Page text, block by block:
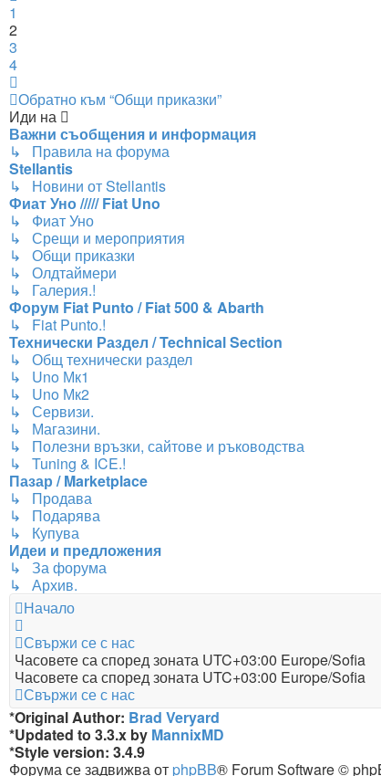
1
2
3
4
Обратно към “Общи приказки”
Иди на
Важни съобщения и информация
↳ Правила на форума
Stellantis
↳ Новини от Stellantis
Фиат Уно ///// Fiat Uno
↳ Фиат Уно
↳ Срещи и мероприятия
↳ Общи приказки
↳ Олдтаймери
↳ Галерия.!
Форум Fiat Punto / Fiat 500 & Abarth
↳ Fiat Punto.!
Технически Раздел / Technical Section
↳ Общ технически раздел
↳ Uno Мк1
↳ Uno Мк2
↳ Сервизи.
↳ Магазини.
↳ Полезни връзки, сайтове и ръководства
↳ Tuning & ICE.!
Пазар / Marketplace
↳ Продава
↳ Подарява
↳ Купува
Идеи и предложения
↳ За форума
↳ Архив.
Начало
Свържи се с нас
Часовете са според зоната UTC+03:00 Europe/Sofia
Часовете са според зоната UTC+03:00 Europe/Sofia
Свържи се с нас
*Original Author: Brad Veryard
*Updated to 3.3.x by MannixMD
*Style version: 3.4.9
Форума се задвижва от phpBB® Forum Software ©